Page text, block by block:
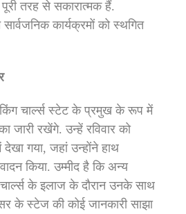
तरह से सकारात्मक हैं.
कार्यक्रमों को स्थगित
किंग चार्ल्स स्टेट के प्रमुख के रूप में
जारी रखेंगे. उन्हें रविवार को
गया, जहां उन्होंने हाथ
किया. उम्मीद है कि अन्य
चार्ल्स के इलाज के दौरान उनके साथ
के स्टेज की कोई जानकारी साझा